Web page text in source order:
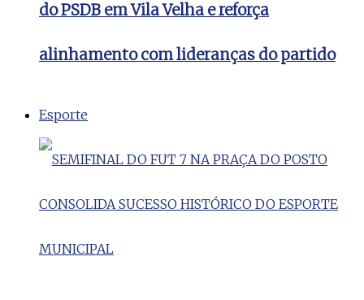
do PSDB em Vila Velha e reforça
alinhamento com lideranças do partido
Esporte